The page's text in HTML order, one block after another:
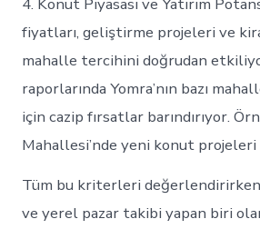
4. Konut Piyasası ve Yatırım
fiyatları, geliştirme projeleri ve
mahalle tercihini doğrudan
raporlarında Yomra’nın bazı
için cazip fırsatlar barındırıyor.
Mahallesi’nde yeni konut projeleri
Tüm bu kriterleri
ve yerel pazar takibi yapan biri